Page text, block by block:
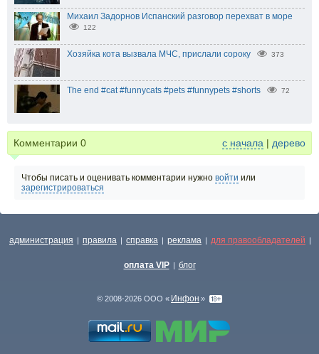
Михаил Задорнов Испанский разговор перехват в море
122
Хозяйка кота вызвала МЧС, прислали сороку 373
The end #cat #funnycats #pets #funnypets #shorts 72
Комментарии 0 с начала | дерево
Чтобы писать и оценивать комментарии нужно войти или
зарегистрироваться
администрация | правила | справка | реклама | для правообладателей |
оплата VIP | блог
© 2008-2026 ООО « Инфон »